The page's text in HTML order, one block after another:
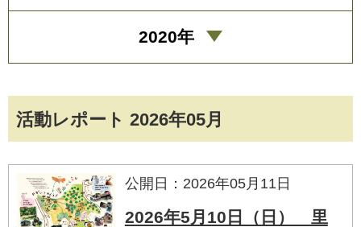
活動レポート 2026年05月
公開日：2026年05月11日
2026年5月10日（日） 里
2020年